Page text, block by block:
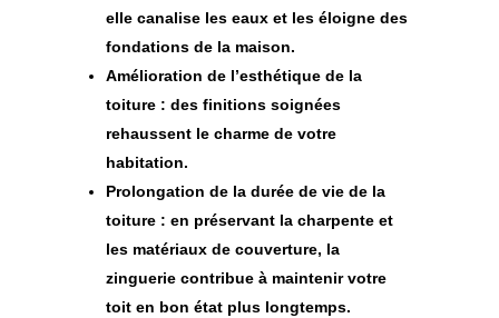
elle canalise les eaux et les éloigne des
fondations de la maison.
Amélioration de l’esthétique de la
toiture: des finitions soignées
rehaussent le charme de votre
habitation.
Prolongation de la durée de vie de la
toiture: en préservant la charpente et
les matériaux de couverture, la
zinguerie contribue à maintenir votre
toit en bon état plus longtemps.